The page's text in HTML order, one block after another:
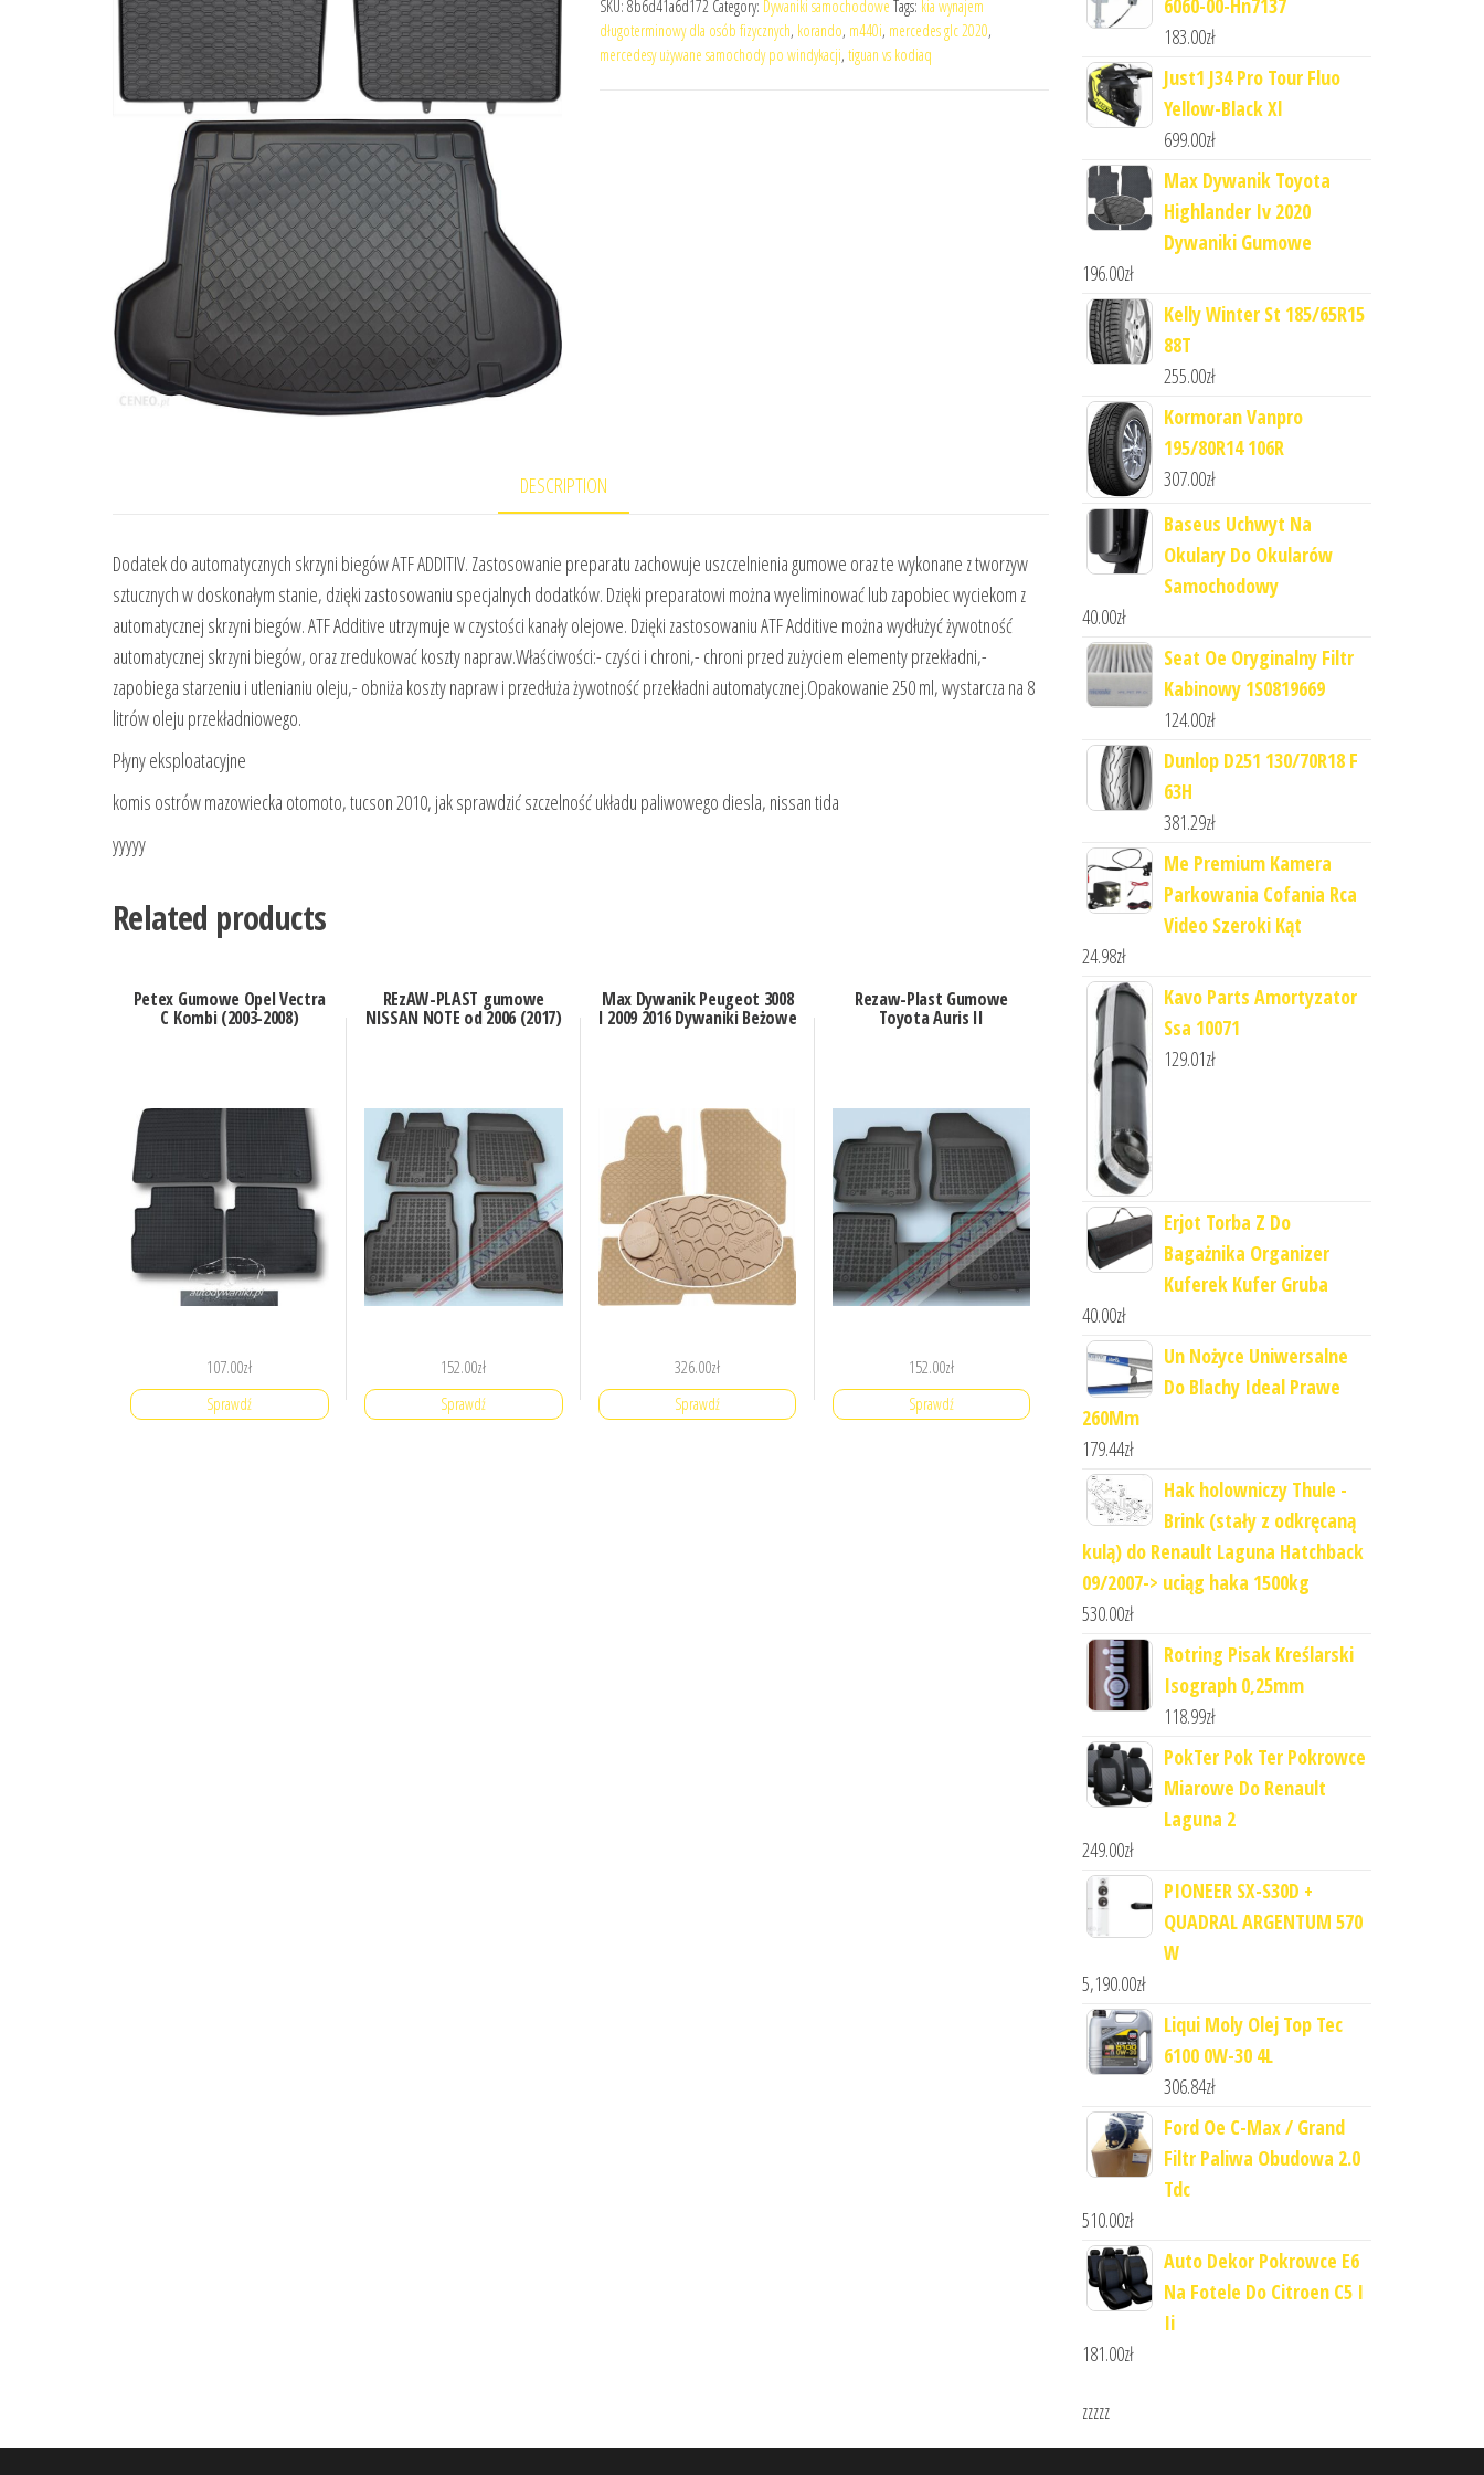
SKU: 8b6d41a6d172 Category: Dywaniki samochodowe Tags: kia wynajem
długoterminowy dla osób fizycznych, korando, m440i, mercedes glc 2020,
mercedesy używane samochody po windykacji, tiguan vs kodiaq
DESCRIPTION
Dodatek do automatycznych skrzyni biegów ATF ADDITIV. Zastosowanie preparatu zachowuje uszczelnienia gumowe oraz te wykonane z tworzyw
sztucznych w doskonałym stanie, dzięki zastosowaniu specjalnych dodatków. Dzięki preparatowi można wyeliminować lub zapobiec wyciekom z
automatycznej skrzyni biegów. ATF Additive utrzymuje w czystości kanały olejowe. Dzięki zastosowaniu ATF Additive można wydłużyć żywotność
automatycznej skrzyni biegów, oraz zredukować koszty napraw.Właściwości:- czyści i chroni,- chroni przed zużyciem elementy przekładni,-
zapobiega starzeniu i utlenianiu oleju,- obniża koszty napraw i przedłuża żywotność przekładni automatycznej.Opakowanie 250 ml, wystarcza na 8
litrów oleju przekładniowego.
Płyny eksploatacyjne
komis ostrów mazowiecka otomoto, tucson 2010, jak sprawdzić szczelność układu paliwowego diesla, nissan tida
yyyyy
Related products
Petex Gumowe Opel Vectra
C Kombi (2003-2008)
107.00zł
Sprawdź
REzAW-PLAST gumowe
NISSAN NOTE od 2006 (2017)
152.00zł
Sprawdź
Max Dywanik Peugeot 3008
I 2009 2016 Dywaniki Beżowe
326.00zł
Sprawdź
Rezaw-Plast Gumowe
Toyota Auris II
152.00zł
Sprawdź
6060-00-Hn7137
183.00zł
Just1 J34 Pro Tour Fluo
Yellow-Black Xl
699.00zł
Max Dywanik Toyota
Highlander Iv 2020
Dywaniki Gumowe
196.00zł
Kelly Winter St 185/65R15
88T
255.00zł
Kormoran Vanpro
195/80R14 106R
307.00zł
Baseus Uchwyt Na
Okulary Do Okularów
Samochodowy
40.00zł
Seat Oe Oryginalny Filtr
Kabinowy 1S0819669
124.00zł
Dunlop D251 130/70R18 F
63H
381.29zł
Me Premium Kamera
Parkowania Cofania Rca
Video Szeroki Kąt
24.98zł
Kavo Parts Amortyzator
Ssa 10071
129.01zł
Erjot Torba Z Do
Bagażnika Organizer
Kuferek Kufer Gruba
40.00zł
Un Nożyce Uniwersalne
Do Blachy Ideal Prawe
260Mm
179.44zł
Hak holowniczy Thule -
Brink (stały z odkręcaną
kulą) do Renault Laguna Hatchback
09/2007-> uciąg haka 1500kg
530.00zł
Rotring Pisak Kreślarski
Isograph 0,25mm
118.99zł
PokTer Pok Ter Pokrowce
Miarowe Do Renault
Laguna 2
249.00zł
PIONEER SX-S30D +
QUADRAL ARGENTUM 570
W
5,190.00zł
Liqui Moly Olej Top Tec
6100 0W-30 4L
306.84zł
Ford Oe C-Max / Grand
Filtr Paliwa Obudowa 2.0
Tdc
510.00zł
Auto Dekor Pokrowce E6
Na Fotele Do Citroen C5 I
Ii
181.00zł
zzzzz